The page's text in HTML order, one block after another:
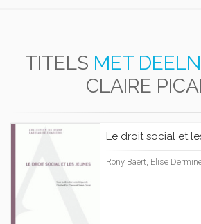
TITELS MET
CLAIRE
Le droit social et
Rony Baert, Elise